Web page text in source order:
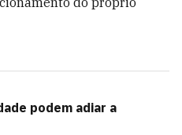
podem adiar a